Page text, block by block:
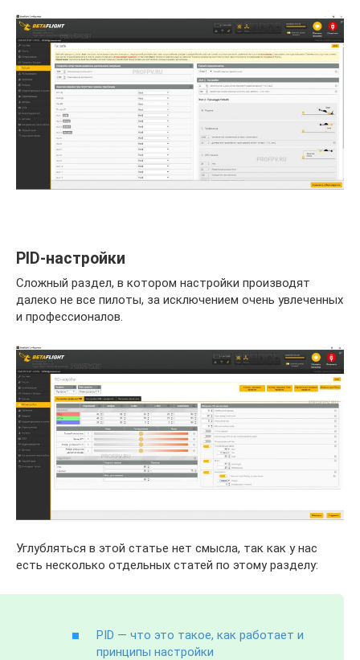
PID-настройки
Сложный раздел, в котором настройки производят
далеко не все пилоты, за исключением очень увлеченных
и профессионалов.
Углубляться в этой статье нет смысла, так как у нас
есть несколько отдельных статей по этому разделу:
PID — что это такое, как работает и
принципы настройки